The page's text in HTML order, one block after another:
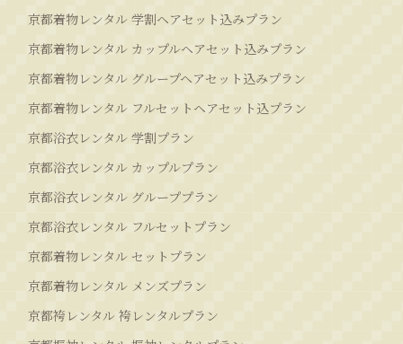
京都着物レンタル 学割ヘアセット込みプラン
京都着物レンタル カップルヘアセット込みプラン
京都着物レンタル グループヘアセット込みプラン
京都着物レンタル フルセットヘアセット込プラン
京都浴衣レンタル 学割プラン
京都浴衣レンタル カップルプラン
京都浴衣レンタル グループプラン
京都浴衣レンタル フルセットプラン
京都着物レンタル セットプラン
京都着物レンタル メンズプラン
京都袴レンタル 袴レンタルプラン